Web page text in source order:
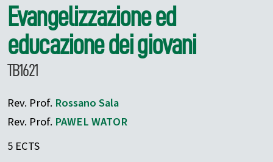
Evangelizzazione ed
educazione dei giovani
TB1621
Rev. Prof. RossanoSala
Rev. Prof. PAWELWATOR
5 ECTS